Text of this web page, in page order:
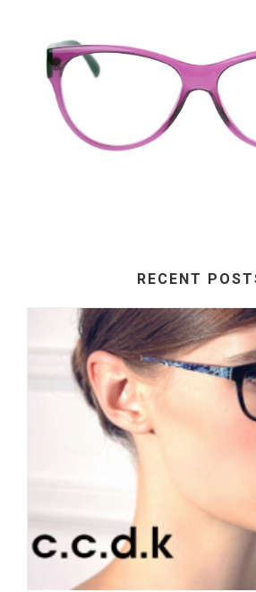
RECENT